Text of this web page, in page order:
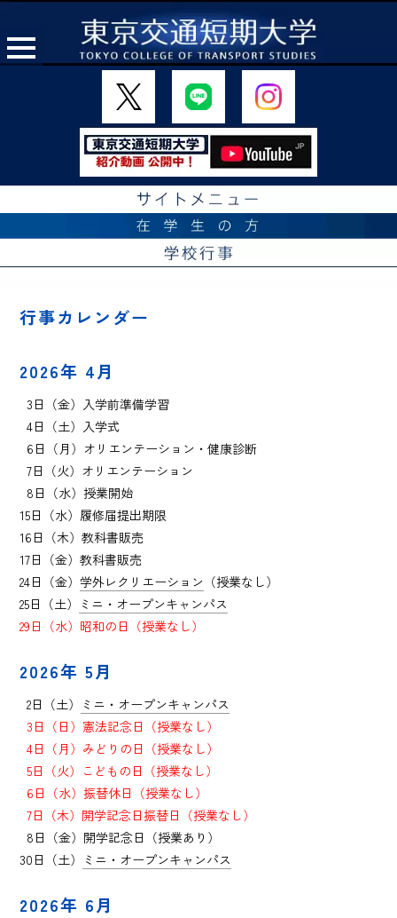
行事カレンダー
2026年 4月
3日（金） 入学前準備学習
4日（土）入学式
6日（月）オリエンテーション・健康診断
7日（火）オリエンテーション
8日（水）授業開始
15日（水）履修届提出期限
16日（木）教科書販売
17日（金）教科書販売
24日（金） 学外レクリエーション （授業なし）
25日（土）
ミニ・オープンキャンパス
29日（水）昭和の日（授業なし）
2026年 5月
2日（土）
ミニ・オープンキャンパス
3日（日）憲法記念日（授業なし）
4日（月）みどりの日（授業なし）
5日（火）こどもの日（授業なし）
6日（水）振替休日（授業なし）
7日（木）開学記念日振替日（授業なし）
8日（金）開学記念日（授業あり）
30日（土）
ミニ・オープンキャンパス
2026年 6月